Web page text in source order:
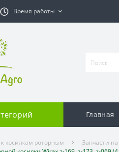
Время работы
Главная
косилкам роторным
Запчасти